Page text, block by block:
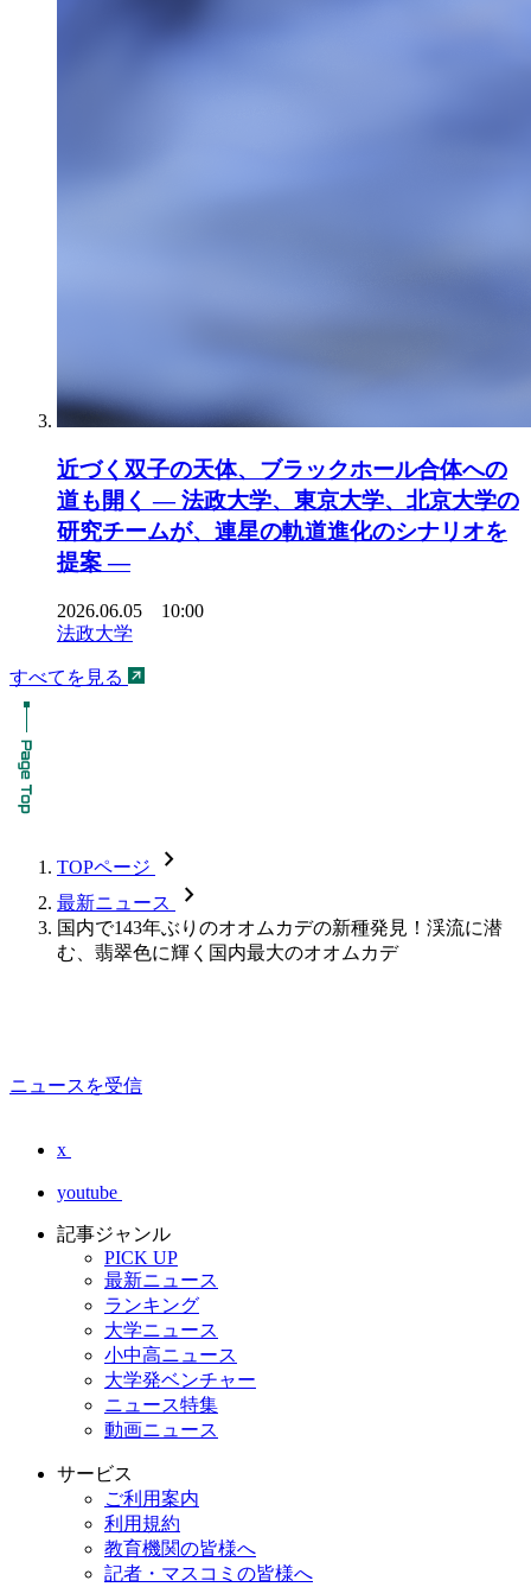
近づく双子の天体、ブラックホール合体への
道も開く ― 法政大学、東京大学、北京大学の
研究チームが、連星の軌道進化のシナリオを
提案 ―
2026.06.05 10:00
法政大学
すべてを見る
TOPページ chevron_forward
最新ニュース chevron_forward
国内で143年ぶりのオオムカデの新種発見！渓流に潜
む、翡翠色に輝く国内最大のオオムカデ
ニュースを受信
x
youtube
記事ジャンル
PICK UP
最新ニュース
ランキング
大学ニュース
小中高ニュース
大学発ベンチャー
ニュース特集
動画ニュース
サービス
ご利用案内
利用規約
教育機関の皆様へ
記者・マスコミの皆様へ